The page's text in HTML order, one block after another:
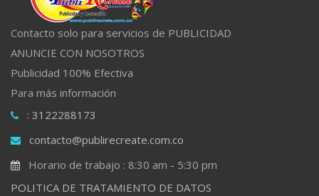
Contacto solo para servicios de PUBLICIDAD
ANUNCIE CON NOSOTROS
Publicidad 100% Efectiva
Para más información
: 3122288173
contacto@publirecreate.com.co
Horario de trabajo : 8:30 am - 5:30 pm
POLITICA DE TRATAMIENTO DE DATOS